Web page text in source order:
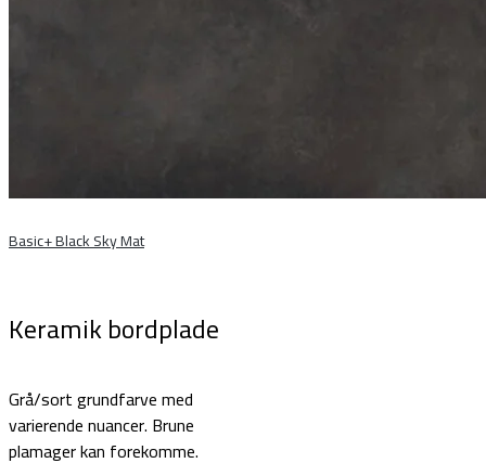
Basic+ Black Sky Mat
Keramik bordplade
Grå/sort grundfarve med
varierende nuancer. Brune
plamager kan forekomme.